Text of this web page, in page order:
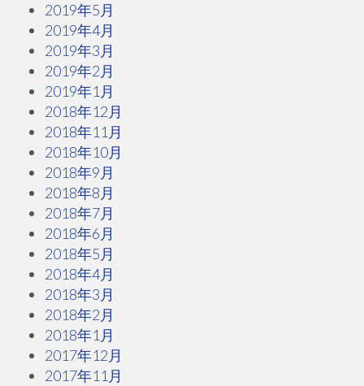
2019年5月
2019年4月
2019年3月
2019年2月
2019年1月
2018年12月
2018年11月
2018年10月
2018年9月
2018年8月
2018年7月
2018年6月
2018年5月
2018年4月
2018年3月
2018年2月
2018年1月
2017年12月
2017年11月